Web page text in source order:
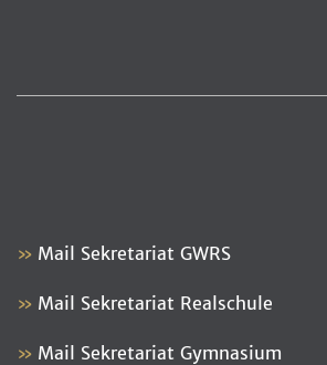
Mail Sekretariat GWRS
Mail Sekretariat Realschule
Mail Sekretariat Gymnasium